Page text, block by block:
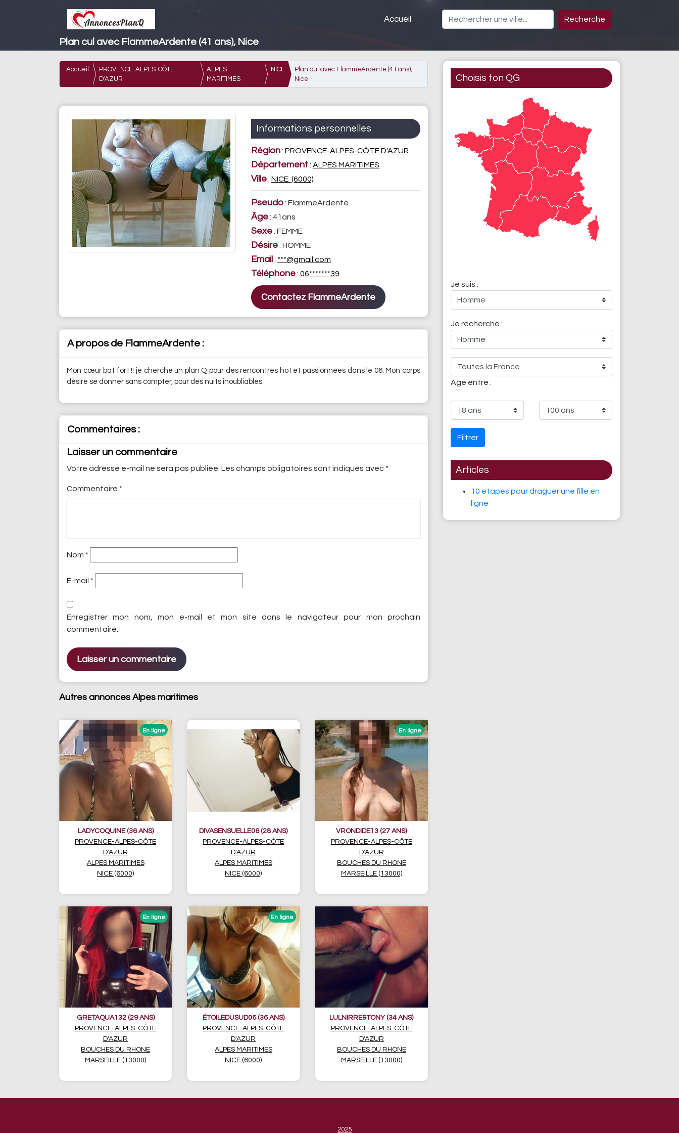
Accueil Recherche
Plan cul avec FlammeArdente (41 ans), Nice
Accueil
PROVENCE-ALPES-CÔTE
D'AZUR
ALPES
MARITIMES
NICE
Plan cul avec FlammeArdente (41 ans),
Nice
Informations personnelles
Région: PROVENCE-ALPES-CÔTE D'AZUR
Département: ALPES MARITIMES
Ville: NICE (6000)
Pseudo: FlammeArdente
Âge: 41ans
Sexe: FEMME
Désire: HOMME
Email: ***@gmail.com
Téléphone: 06*******39
Contactez FlammeArdente
A propos de FlammeArdente :
Mon cœur bat fort !! je cherche un plan Q pour des rencontres hot et passionnées dans le 06. Mon corps
désire se donner sans compter, pour des nuits inoubliables.
Commentaires :
Laisser un commentaire
Votre adresse e-mail ne sera pas publiée. Les champs obligatoires sont indiqués avec *
Commentaire *
Nom *
E-mail *
Enregistrer mon nom, mon e-mail et mon site dans le navigateur pour mon prochain
commentaire.
Autres annonces Alpes maritimes
LADYCOQUINE (36 ANS)
PROVENCE-ALPES-CÔTE
D'AZUR
ALPES MARITIMES
NICE (6000)
DIVASENSUELLE06 (28 ANS)
PROVENCE-ALPES-CÔTE
D'AZUR
ALPES MARITIMES
NICE (6000)
VRONDIDE13 (27 ANS)
PROVENCE-ALPES-CÔTE
D'AZUR
BOUCHES DU RHONE
MARSEILLE (13000)
GRETAQUA132 (29 ANS)
PROVENCE-ALPES-CÔTE
D'AZUR
BOUCHES DU RHONE
MARSEILLE (13000)
ÉTOILEDUSUD06 (36 ANS)
PROVENCE-ALPES-CÔTE
D'AZUR
ALPES MARITIMES
NICE (6000)
LULNIRRE&TONY (34 ANS)
PROVENCE-ALPES-CÔTE
D'AZUR
BOUCHES DU RHONE
MARSEILLE (13000)
Choisis ton QG
Je suis :
Je recherche :
Age entre :
Filtrer
Articles
10 étapes pour draguer une fille en
ligne
2025